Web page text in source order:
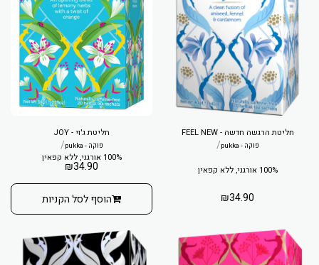
חליטת הרגשה חדשה - FEEL NEW
פוקה - pukka /
100% אורגני, ללא קפאין
₪34.90
חליטת ג'וי - JOY
פוקה - pukka /
100% אורגני, ללא קפאין
₪34.90
הוסף לסל הקניות